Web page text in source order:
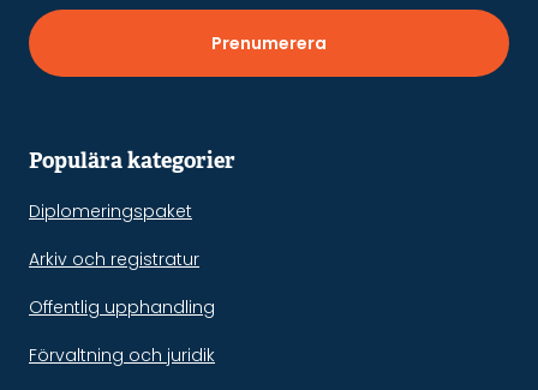
Prenumerera
Populära kategorier
Diplomeringspaket
Arkiv och registratur
Offentlig upphandling
Förvaltning och juridik